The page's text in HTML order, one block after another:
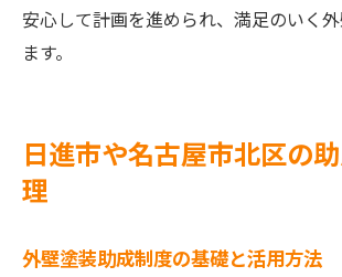
安心して計画を進められ、満足のいく
ます。
日進市や名古屋市北区の
理
外壁塗装助成制度の基礎と活用方法